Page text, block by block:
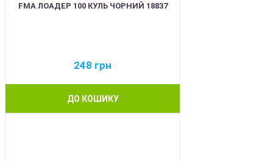
FMA ЛОАДЕР 100 КУЛЬ ЧОРНИЙ 18837
248 грн
ДО КОШИКУ